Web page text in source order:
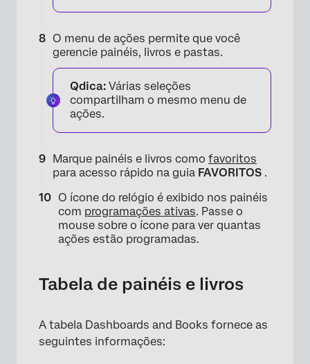
×
O menu de ações permite que você
gerencie painéis, livros e pastas.
Qdica: Várias seleções
compartilham o mesmo menu de
ações.
Marque painéis e livros como favoritos
para acesso rápido na guia FAVORITOS .
O ícone do relógio é exibido nos painéis
com programações ativas. Passe o
mouse sobre o ícone para ver quantas
ações estão programadas.
Tabela de painéis e livros
A tabela Dashboards and Books fornece as
seguintes informações: